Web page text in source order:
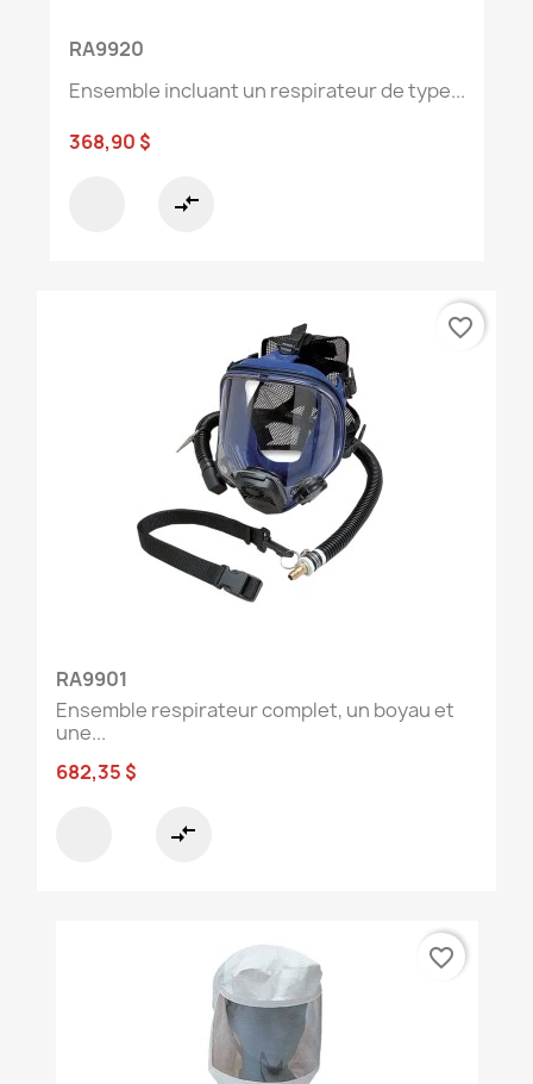
RA9920
Ensemble incluant un respirateur de type...
368,90 $
compare_arrows
RA9901
Ensemble respirateur complet, un boyau et
une...
682,35 $
compare_arrows
favorite_border
favorite_border